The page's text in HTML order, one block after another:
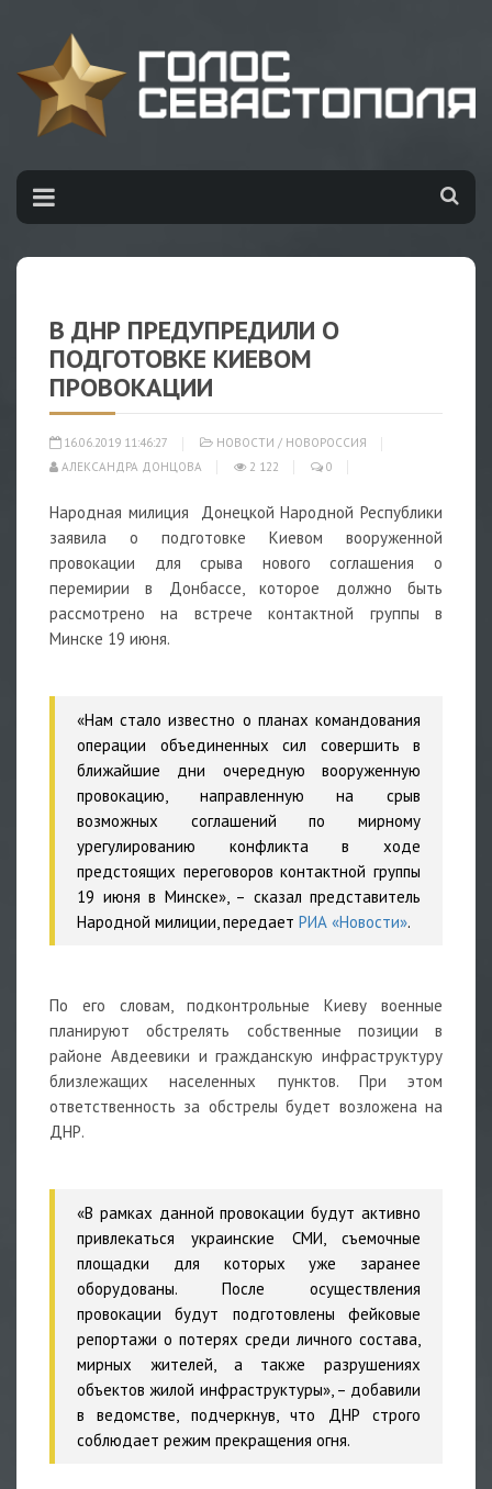
В ДНР ПРЕДУПРЕДИЛИ О
ПОДГОТОВКЕ КИЕВОМ
ПРОВОКАЦИИ
16.06.2019 11:46:27 НОВОСТИ / НОВОРОССИЯ
АЛЕКСАНДРА ДОНЦОВА
2 122 0
Народная милиция Донецкой Народной Республики
заявила о подготовке Киевом вооруженной
провокации для срыва нового соглашения о
перемирии в Донбассе, которое должно быть
рассмотрено на встрече контактной группы в
Минске 19 июня.
«Нам стало известно о планах командования
операции объединенных сил совершить в
ближайшие дни очередную вооруженную
провокацию, направленную на срыв
возможных соглашений по мирному
урегулированию конфликта в ходе
предстоящих переговоров контактной группы
19 июня в Минске», – сказал представитель
Народной милиции, передает РИА «Новости».
По его словам, подконтрольные Киеву военные
планируют обстрелять собственные позиции в
районе Авдеевики и гражданскую инфраструктуру
близлежащих населенных пунктов. При этом
ответственность за обстрелы будет возложена на
ДНР.
«В рамках данной провокации будут активно
привлекаться украинские СМИ, съемочные
площадки для которых уже заранее
оборудованы. После осуществления
провокации будут подготовлены фейковые
репортажи о потерях среди личного состава,
мирных жителей, а также разрушениях
объектов жилой инфраструктуры», – добавили
в ведомстве, подчеркнув, что ДНР строго
соблюдает режим прекращения огня.